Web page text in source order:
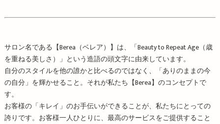
サロン名である【Berea（ベレア）】は、「Beauty to Repeat Age（歳
を重ねる美しさ）」という造語の頭文字に由来しています。
自分のスタイルを他の誰かと比べるのではなく、「ありのままの今
の自分」を輝かせること。それが私たち【Berea】のコンセプトで
す。
お客様の「キレイ」のお手伝いができることが、私たちにとっての
誇りです。お客様一人ひとりに、最高のサービスをご提供すること